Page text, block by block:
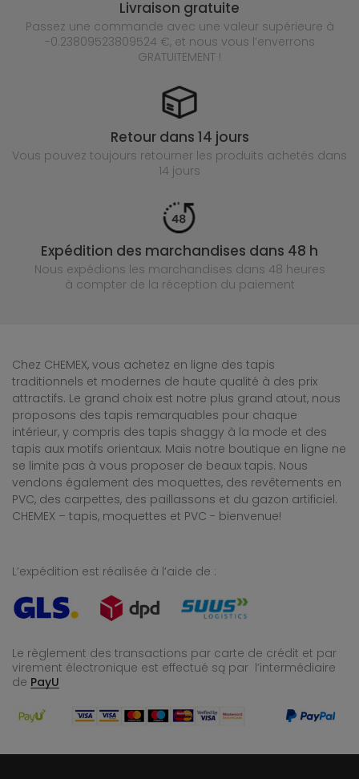
Livraison gratuite
Passez une commande avec une valeur supérieure à
-0.23809523809524 €, et nous vous l’enverrons
GRATUITEMENT !
Retour dans 14 jours
Vous pouvez toujours retourner les produits achetés dans
14 jours
Expédition des marchandises dans 48 h
Nous expédions les marchandises dans 48 heures
à compter de la réception du paiement
Chez CHEMEX, vous achetez en ligne des tapis
traditionnels et modernes de haute qualité à des prix
attractifs. Le grand choix est notre plus grand atout, nous
proposons des tapis remarquables pour chaque
intérieur, y compris des tapis shaggy à la mode et des
tapis aux motifs orientaux. Mais notre boutique en ligne ne
se limite pas à vous proposer de beaux tapis. Nous
vendons également des moquettes, des revêtements en
PVC, des carpettes, des paillassons et du gazon artificiel.
CHEMEX – tapis, moquettes et PVC - bienvenue!
L’expédition est réalisée à l’aide de :
Le règlement des transactions par carte de crédit et par
virement électronique est effectué są par l’intermédiaire
de PayU